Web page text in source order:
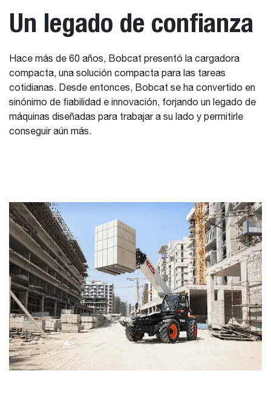
Un legado de confianza
Hace más de 60 años, Bobcat presentó la cargadora
compacta, una solución compacta para las tareas
cotidianas. Desde entonces, Bobcat se ha convertido en
sinónimo de fiabilidad e innovación, forjando un legado de
máquinas diseñadas para trabajar a su lado y permitirle
conseguir aún más.